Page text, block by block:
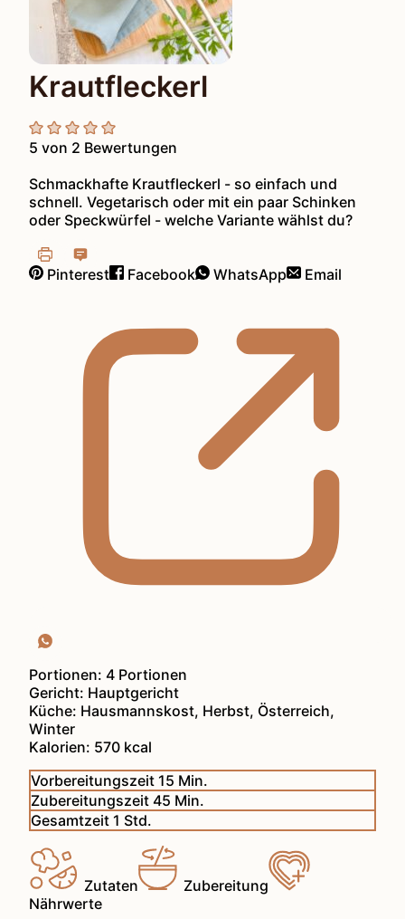
Krautfleckerl
5 von 2 Bewertungen
Schmackhafte Krautfleckerl - so einfach und
schnell. Vegetarisch oder mit ein paar Schinken
oder Speckwürfel - welche Variante wählst du?
Pinterest Facebook WhatsApp Email
Portionen:4 Portionen
Gericht: Hauptgericht
Küche: Hausmannskost, Herbst, Österreich,
Winter
Kalorien: 570 kcal
Vorbereitungszeit 15 Minuten
Min.
Zubereitungszeit45 Minuten
Min.
Gesamtzeit 1 Stunde
Std.
Zutaten
Zubereitung
Nährwerte